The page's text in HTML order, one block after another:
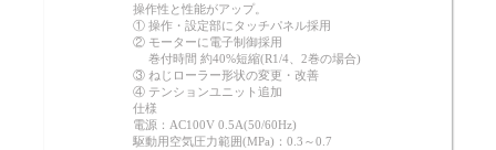
Cv値・流量計算ツール
製品動画一覧
操作性と性能がアップ。
① 操作・設定部にタッチパネル採用
② モーターに電子制御採用
巻付時間 約40%短縮(R1/4、2巻の場合)
③ ねじローラー形状の変更・改善
④ テンションユニット追加
仕様
電源：AC100V 0.5A(50/60Hz)
駆動用空気圧力範囲(MPa)：0.3～0.7